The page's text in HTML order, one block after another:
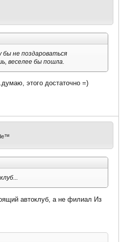
бы не поздароваться
веселее бы пошла.
этого достаточно =)
автоклуб, а не филиал Из